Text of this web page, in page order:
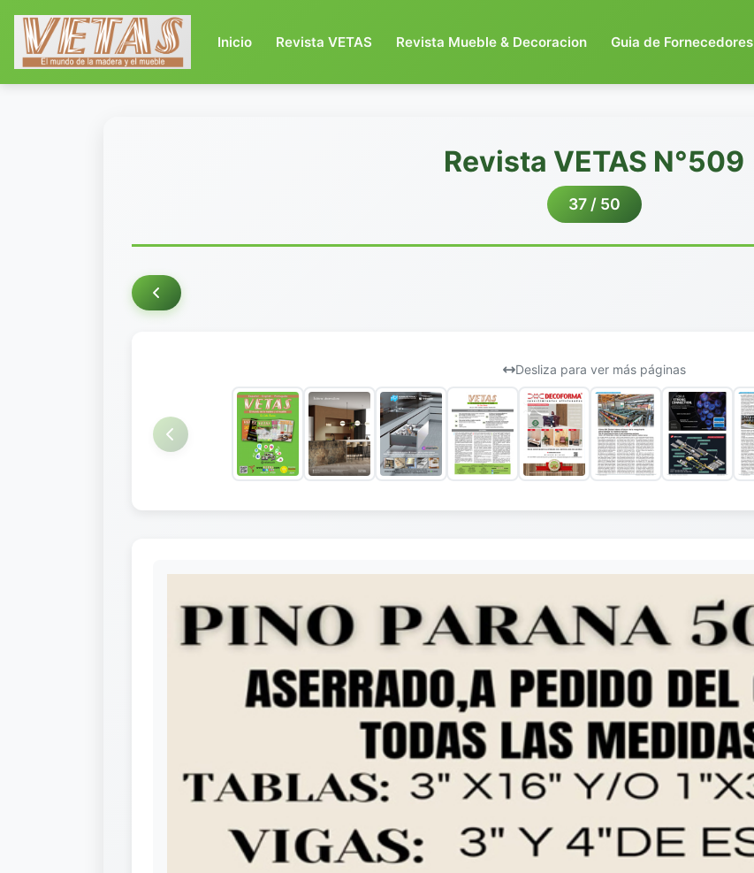
Inicio(current)
Revista VETAS Revista Mueble & Decoracion Guia de Fornecedores
Revista VETAS N°509
37 / 50
Desliza para ver más páginas